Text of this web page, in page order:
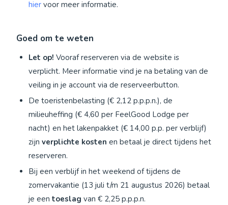
hier voor meer informatie.
Goed om te weten
Let op! Vooraf reserveren via de website is
verplicht. Meer informatie vind je na betaling van de
veiling in je account via de reserveerbutton.
De toeristenbelasting (€ 2,12 p.p.p.n.), de
milieuheffing (€ 4,60 per FeelGood Lodge per
nacht) en het lakenpakket (€ 14,00 p.p. per verblijf)
zijn verplichte kosten en betaal je direct tijdens het
reserveren.
Bij een verblijf in het weekend of tijdens de
zomervakantie (13 juli t/m 21 augustus 2026) betaal
je een toeslag van € 2,25 p.p.p.n.